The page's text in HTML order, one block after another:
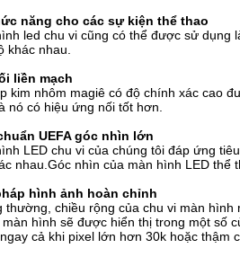
năng cho các sự kiện thể thao
led chu vi cũng có thể được sử dụng
khác nhau.
liền mạch
kim nhôm magiê có độ chính xác cao
nó có hiệu ứng nối tốt hơn.
UEFA góc nhìn lớn
LED chu vi của chúng tôi đáp ứng
nhau.Góc nhìn của màn hình LED thể
hình ảnh hoàn chỉnh
thường, chiều rộng của chu vi màn
hình sẽ được hiển thị trong một số
cả khi pixel lớn hơn 30k hoặc thậm